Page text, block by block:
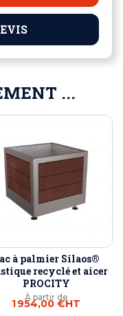
...
à palmier Silaos®
recyclé et aicer
PROCITY
À partir de
1 954,00 €HT